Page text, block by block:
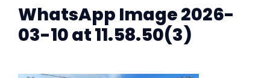
WhatsApp Image 2026-
03-10 at 11.58.50(3)